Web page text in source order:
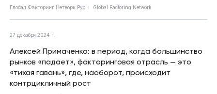
Глобал Факторинг Нетворк Рус Global Factoring Network
27 декабря 2024 г.
Алексей Примаченко: в период, когда большинство
рынков «падает», факторинговая отрасль — это
«тихая гавань», где, наоборот, происходит
контрцикличный рост